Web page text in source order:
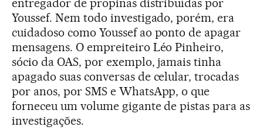
Youssef. Nem todo investigado, porém, era
cuidadoso como Youssef ao ponto de apagar
mensagens. O empreiteiro Léo Pinheiro,
sócio da OAS, por exemplo, jamais tinha
apagado suas conversas de celular, trocadas
por anos, por SMS e WhatsApp, o que
forneceu um volume gigante de pistas para as
investigações.